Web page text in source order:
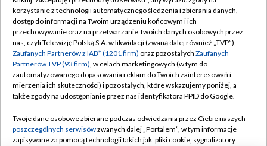
TVP
Abonament TVP
Emisja w TVP
Centrum informacji TVP
Naziemna Telewizja Cyfrowa
Rada Programowa
Regulamin TVP
Polityka prywatności
Moje zgody
Pomoc
Kontakt
korzystanie z technologii automatycznego śledzenia i zbierania danych,
dostęp do informacji na Twoim urządzeniu końcowym i ich
przechowywanie oraz na przetwarzanie Twoich danych osobowych przez
nas, czyli Telewizję Polską S.A. w likwidacji (zwaną dalej również „TVP”),
Zaufanych Partnerów z IAB* (1201 firm) oraz pozostałych Zaufanych
Partnerów TVP (93 firm), w celach marketingowych (w tym do
zautomatyzowanego dopasowania reklam do Twoich zainteresowań i
mierzenia ich skuteczności) i pozostałych, które wskazujemy poniżej, a
także zgody na udostępnianie przez nas identyfikatora PPID do Google.
Twoje dane osobowe zbierane podczas odwiedzania przez Ciebie naszych
poszczególnych serwisówzwanych dalej „Portalem”, w tym informacje
zapisywane za pomocą technologii takich jak: pliki cookie, sygnalizatory